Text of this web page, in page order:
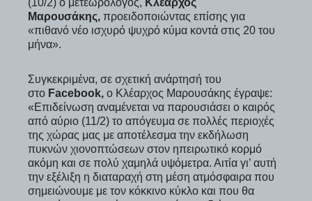
(10/2) ο μετεωρολόγος, Κλέαρχος
Μαρουσάκης, προειδοποιώντας επίσης για
«πιθανό νέο ισχυρό ψυχρό κύμα κοντά στις 20 του
μήνα».
Συγκεκριμένα, σε σχετική ανάρτησή του
στο Facebook, ο Κλέαρχος Μαρουσάκης έγραψε:
«Επιδείνωση αναμένεται να παρουσιάσει ο καιρός
από αύριο (11/2) το απόγευμα σε πολλές περιοχές
της χώρας μας με αποτέλεσμα την εκδήλωση
πυκνών χιονοπτώσεων στον ηπειρωτικό κορμό
ακόμη και σε πολύ χαμηλά υψόμετρα. Αιτία γι’ αυτή
την εξέλιξη η διαταραχή στη μέση ατμόσφαιρα που
σημειώνουμε με τον κόκκινο κύκλο και που θα